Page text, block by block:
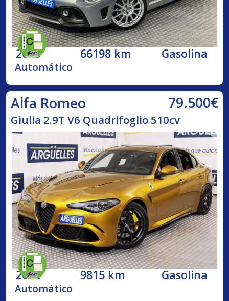
2018 66198 km Gasolina
Automático
Alfa Romeo 79.500€
Giulia 2.9T V6 Quadrifoglio 510cv
2022 9815 km Gasolina
Automático